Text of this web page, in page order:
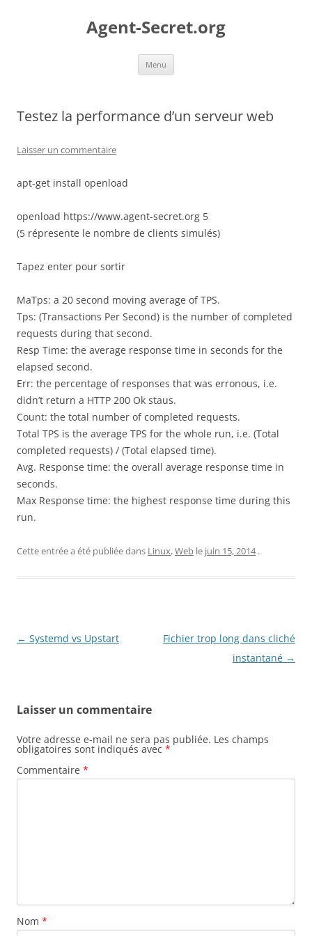
Agent-Secret.org
Menu
Testez la performance d’un serveur web
Laisser un commentaire
apt-get install openload
openload https://www.agent-secret.org 5
(5 répresente le nombre de clients simulés)
Tapez enter pour sortir
MaTps: a 20 second moving average of TPS.
Tps: (Transactions Per Second) is the number of completed
requests during that second.
Resp Time: the average response time in seconds for the
elapsed second.
Err: the percentage of responses that was erronous, i.e.
didn’t return a HTTP 200 Ok staus.
Count: the total number of completed requests.
Total TPS is the average TPS for the whole run, i.e. (Total
completed requests) / (Total elapsed time).
Avg. Response time: the overall average response time in
seconds.
Max Response time: the highest response time during this
run.
Cette entrée a été publiée dans Linux,Web le juin 15, 2014 .
Navigation
← Systemd vs Upstart
Fichier trop long dans cliché
instantané →
Laisser un commentaire
Votre adresse e-mail ne sera pas publiée. Les champs
obligatoires sont indiqués avec *
Commentaire *
Nom *